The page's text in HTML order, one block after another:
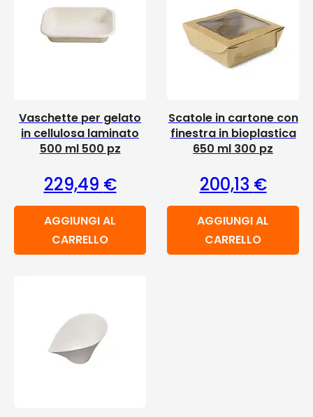
Vaschette per gelato
in cellulosa laminato
500 ml 500 pz
229,49 €
AGGIUNGI AL
CARRELLO
Scatole in cartone con
finestra in bioplastica
650 ml 300 pz
200,13 €
AGGIUNGI AL
CARRELLO